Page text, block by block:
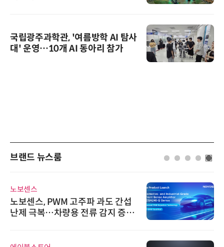
국립광주과학관, '여름방학 AI 탐사
대' 운영…10개 AI 동아리 참가
브랜드 뉴스룸
노보센스
노보센스, PWM 고주파 과도 간섭
난제 극복…차량용 전류 감지 증폭